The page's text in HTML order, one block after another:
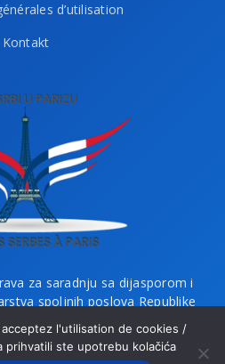
d’utilisation
Kontakt
za saradnju sa dijasporom i
spoljnih poslova Republike
zaduženo za dijasporu.
l'utilisation de cookies /
prihvatili ste upotrebu kolačića